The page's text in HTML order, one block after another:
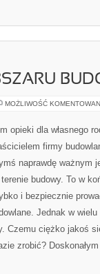
MOŻLIWOŚĆ
opieki dla własnego
firmy
naprawdę ważnym
terenie budowy. To w
i bezpiecznie
Jednak w
Czemu ciężko jakoś
zrobić?